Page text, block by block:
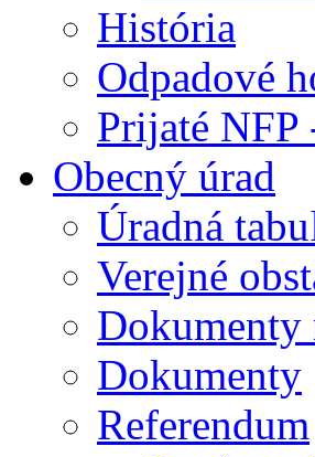
História
Odpadové
Prijaté NFP
Obecný úrad
Úradná
Verejné
Dokumenty
Dokumenty
Referendum